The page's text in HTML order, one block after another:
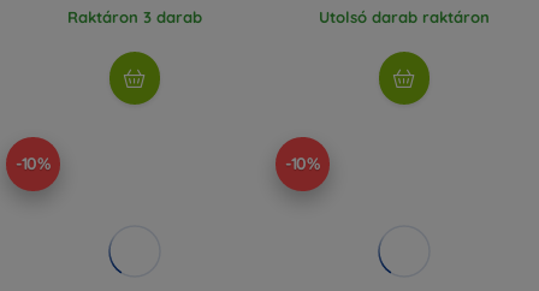
Raktáron 3 darab Utolsó darab raktáron
-10% -10%